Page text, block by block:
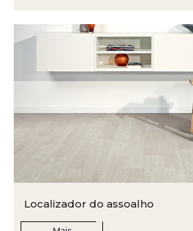
Localizador do assoalho